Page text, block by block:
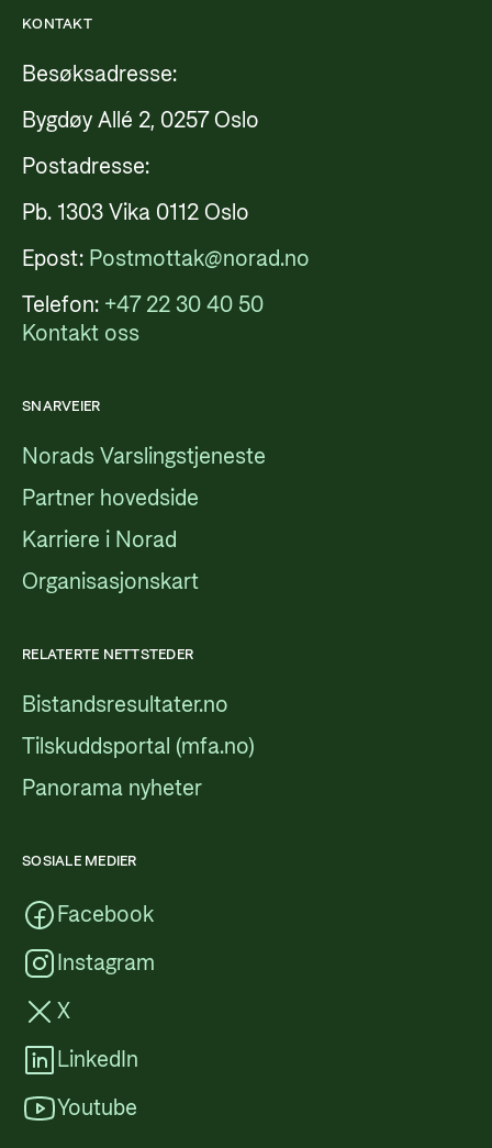
KONTAKT
Besøksadresse:
Bygdøy Allé 2, 0257 Oslo
Postadresse:
Pb. 1303 Vika 0112 Oslo
Epost: Postmottak@norad.no
Telefon: +47 22 30 40 50
Kontakt oss
SNARVEIER
Norads Varslingstjeneste
Partner hovedside
Karriere i Norad
Organisasjonskart
RELATERTE NETTSTEDER
Bistandsresultater.no
Tilskuddsportal (mfa.no)
Panorama nyheter
SOSIALE MEDIER
Facebook
Instagram
X
LinkedIn
Youtube